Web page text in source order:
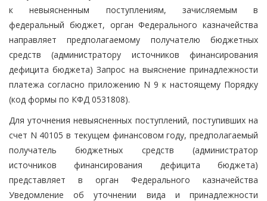
к невыясненным поступлениям, зачисляемым в
федеральный бюджет, орган Федерального казначейства
направляет предполагаемому получателю бюджетных
средств (администратору источников финансирования
дефицита бюджета) Запрос на выяснение принадлежности
платежа согласно приложению N 9 к настоящему Порядку
(код формы по КФД 0531808).
Для уточнения невыясненных поступлений, поступивших на
счет N 40105 в текущем финансовом году, предполагаемый
получатель бюджетных средств (администратор
источников финансирования дефицита бюджета)
представляет в орган Федерального казначейства
Уведомление об уточнении вида и принадлежности